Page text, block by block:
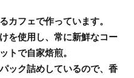
カフェで作っています。
を使用し、常に新鮮なコー
トで自家焙煎。
ック詰めしているので、香